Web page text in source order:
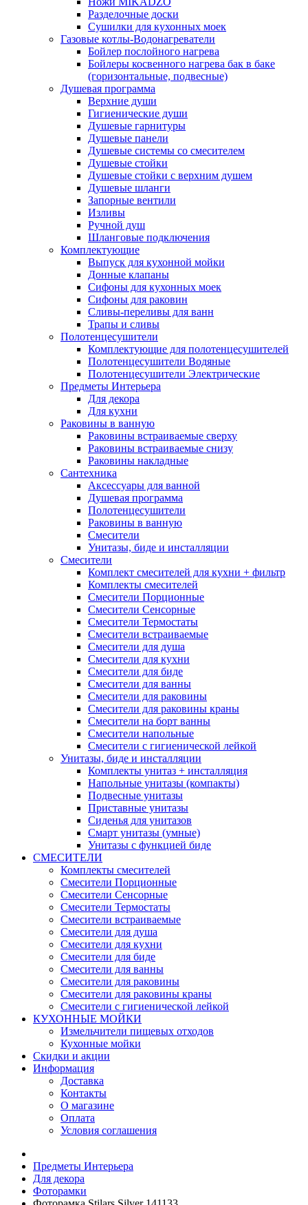
Разделочные доски
Сушилки для кухонных моек
Газовые котлы-Водонагреватели
Бойлер послойного нагрева
Бойлеры косвенного нагрева бак в баке
(горизонтальные, подвесные)
Душевая программа
Верхние души
Гигиенические души
Душевые гарнитуры
Душевые панели
Душевые системы со смесителем
Душевые стойки
Душевые стойки с верхним душем
Душевые шланги
Запорные вентили
Изливы
Ручной душ
Шланговые подключения
Комплектующие
Выпуск для кухонной мойки
Донные клапаны
Сифоны для кухонных моек
Сифоны для раковин
Сливы-переливы для ванн
Трапы и сливы
Полотенцесушители
Комплектующие для полотенцесушителей
Полотенцесушители Водяные
Полотенцесушители Электрические
Предметы Интерьера
Для декора
Для кухни
Раковины в ванную
Раковины встраиваемые сверху
Раковины встраиваемые снизу
Раковины накладные
Сантехника
Аксессуары для ванной
Душевая программа
Полотенцесушители
Раковины в ванную
Смесители
Унитазы, биде и инсталляции
Смесители
Комплект смесителей для кухни + фильтр
Комплекты смесителей
Смесители Порционные
Смесители Сенсорные
Смесители Термостаты
Смесители встраиваемые
Смесители для душа
Смесители для кухни
Смесители для биде
Смесители для ванны
Смесители для раковины
Смесители для раковины краны
Смесители на борт ванны
Смесители напольные
Смесители с гигиенической лейкой
Унитазы, биде и инсталляции
Комплекты унитаз + инсталляция
Напольные унитазы (компакты)
Подвесные унитазы
Приставные унитазы
Сиденья для унитазов
Смарт унитазы (умные)
Унитазы с функцией биде
СМЕСИТЕЛИ
Комплекты смесителей
Смесители Порционные
Смесители Сенсорные
Смесители Термостаты
Смесители встраиваемые
Смесители для душа
Смесители для кухни
Смесители для биде
Смесители для ванны
Смесители для раковины
Смесители для раковины краны
Смесители с гигиенической лейкой
КУХОННЫЕ МОЙКИ
Измельчители пищевых отходов
Кухонные мойки
Скидки и акции
Информация
Доставка
Контакты
О магазине
Оплата
Условия соглашения
Предметы Интерьера
Для декора
Фоторамки